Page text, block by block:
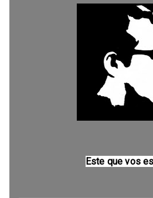
Este que vos